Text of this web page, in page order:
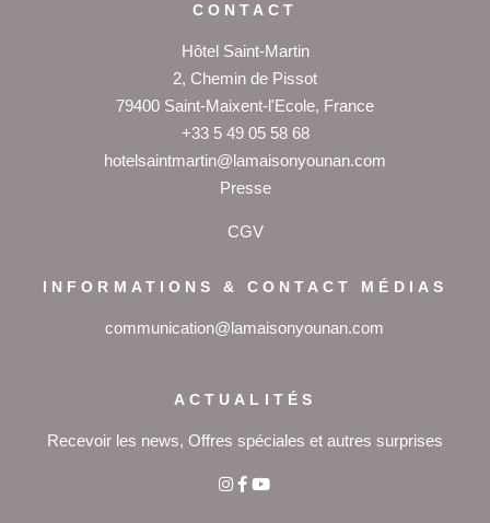
CONTACT
Hôtel Saint-Martin
2, Chemin de Pissot
79400 Saint-Maixent-l'Ecole, France
+33 5 49 05 58 68
hotelsaintmartin@lamaisonyounan.com
Presse
CGV
INFORMATIONS & CONTACT MÉDIAS
communication@lamaisonyounan.com
ACTUALITÉS
Recevoir les news, Offres spéciales et autres surprises